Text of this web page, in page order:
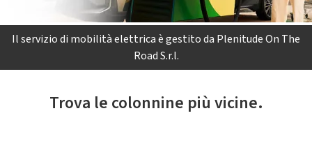
Il servizio di mobilità elettrica è gestito da Plenitude On The
Road S.r.l.
Trova le colonnine più vicine.